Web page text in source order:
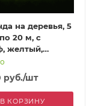
на деревья, 5
20 м, с
желтый,
руб./шт
В КОРЗИНУ